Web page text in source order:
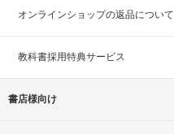
オンラインショップの返品について
教科書採用特典サービス
書店様向け